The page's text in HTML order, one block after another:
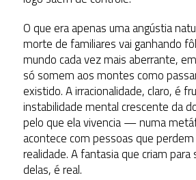
O que era apenas uma angústia
morte de familiares vai ganhando
mundo cada vez mais aberrante,
só somem aos montes como
existido. A irracionalidade, claro, é
instabilidade mental crescente da
pelo que ela vivencia — numa
acontece com pessoas que
realidade. A fantasia que criam para
delas, é real.